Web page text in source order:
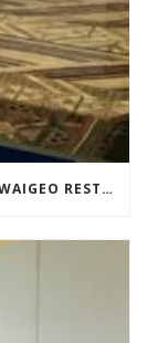
UN ENSEMBLE DE NATTES DE L’ÎLE DE WAIGEO RESTAURÉ GRÂCE AU SOUTIEN DU CERCLE LÉVI-STRAUSS